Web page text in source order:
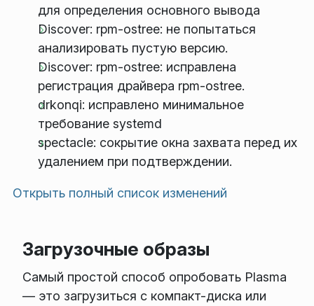
для определения основного вывода
Discover: rpm-ostree: не попытаться
анализировать пустую версию.
Discover: rpm-ostree: исправлена
регистрация драйвера rpm-ostree.
drkonqi: исправлено минимальное
требование systemd
spectacle: сокрытие окна захвата перед их
удалением при подтверждении.
Открыть полный список изменений
Загрузочные образы
Самый простой способ опробовать Plasma
— это загрузиться с компакт-диска или